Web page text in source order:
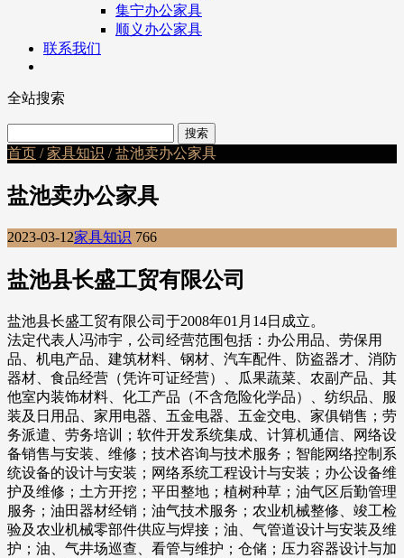
集宁办公家具
顺义办公家具
联系我们
全站搜索
首页 /家具知识 / 盐池卖办公家具
盐池卖办公家具
2023-03-12家具知识 766
盐池县长盛工贸有限公司
盐池县长盛工贸有限公司于2008年01月14日成立。
法定代表人冯沛宇，公司经营范围包括：办公用品、劳保用
品、机电产品、建筑材料、钢材、汽车配件、防盗器才、消防
器材、食品经营（凭许可证经营）、瓜果蔬菜、农副产品、其
他室内装饰材料、化工产品（不含危险化学品）、纺织品、服
装及日用品、家用电器、五金电器、五金交电、家俱销售；劳
务派遣、劳务培训；软件开发系统集成、计算机通信、网络设
备销售与安装、维修；技术咨询与技术服务；智能网络控制系
统设备的设计与安装；网络系统工程设计与安装；办公设备维
护及维修；土方开挖；平田整地；植树种草；油气区后勤管理
服务；油田器材经销；油气技术服务；农业机械整修、竣工检
验及农业机械零部件供应与焊接；油、气管道设计与安装及维
护；油、气井场巡查、看管与维护；仓储；压力容器设计与加